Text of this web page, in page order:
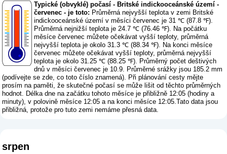
Typické (obvyklé) počasí - Britské indickooceánské území -
červenec - je toto: Průměrná nejvyšší teplota v zemi Britské
indickooceánské území v měsíci červenec je 31 ℃ (87.8 ℉).
Průměrná nejnižší teplota je 24.7 ℃ (76.46 ℉). Na počátku
měsíce červenec můžete očekávat vyšší teploty, průměrná
nejvyšší teplota je okolo 31.3 ℃ (88.34 ℉). Na konci měsíce
červenec můžete očekávat vyšší teploty, průměrná nejvyšší
teplota je okolo 31.25 ℃ (88.25 ℉). Průměrný počet deštivých
dnů v měsíci červenec je 10.9. Průměrné srážky jsou 185.2 mm
(podívejte se zde, co toto číslo znamená). Při plánování cesty mějte
prosím na paměti, že skutečné počasí se může lišit od těchto průměrných
hodnot. Délka dne na začátku tohoto měsíce je přibližně 12:05 (hodiny a
minuty), v polovině měsíce 12:05 a na konci měsíce 12:05.Tato data jsou
přibližná, protože pro tuto zemi nemáme přesná data.
srpen